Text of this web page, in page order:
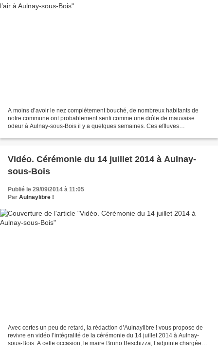
A moins d’avoir le nez complétement bouché, de nombreux habitants de
notre commune ont probablement senti comme une drôle de mauvaise
odeur à Aulnay-sous-Bois il y a quelques semaines. Ces effluves
Vidéo. Cérémonie du 14 juillet 2014 à Aulnay-
sous-Bois
Publié le 29/09/2014 à 11:05
Par Aulnaylibre !
Avec certes un peu de retard, la rédaction d’Aulnaylibre ! vous propose de
revivre en vidéo l’intégralité de la cérémonie du 14 juillet 2014 à Aulnay-
sous-Bois. A cette occasion, le maire Bruno Beschizza, l’adjointe chargée